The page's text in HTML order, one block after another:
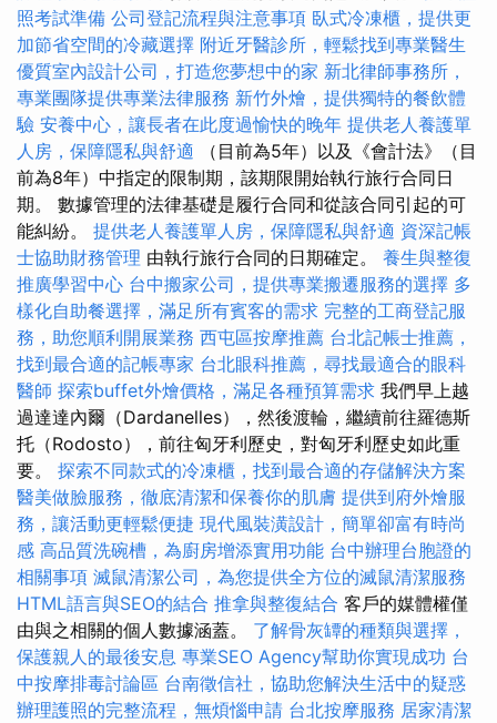
照考試準備 公司登記流程與注意事項 臥式冷凍櫃，提供更
加節省空間的冷藏選擇 附近牙醫診所，輕鬆找到專業醫生
優質室內設計公司，打造您夢想中的家 新北律師事務所，
專業團隊提供專業法律服務 新竹外燴，提供獨特的餐飲體
驗 安養中心，讓長者在此度過愉快的晚年 提供老人養護單
人房，保障隱私與舒適 （目前為5年）以及《會計法》（目
前為8年）中指定的限制期，該期限開始執行旅行合同日
期。 數據管理的法律基礎是履行合同和從該合同引起的可
能糾紛。 提供老人養護單人房，保障隱私與舒適 資深記帳
士協助財務管理 由執行旅行合同的日期確定。 養生與整復
推廣學習中心 台中搬家公司，提供專業搬遷服務的選擇 多
樣化自助餐選擇，滿足所有賓客的需求 完整的工商登記服
務，助您順利開展業務 西屯區按摩推薦 台北記帳士推薦，
找到最合適的記帳專家 台北眼科推薦，尋找最適合的眼科
醫師 探索buffet外燴價格，滿足各種預算需求 我們早上越
過達達內爾（Dardanelles），然後渡輪，繼續前往羅德斯
托（Rodosto），前往匈牙利歷史，對匈牙利歷史如此重
要。 探索不同款式的冷凍櫃，找到最合適的存儲解決方案
醫美做臉服務，徹底清潔和保養你的肌膚 提供到府外燴服
務，讓活動更輕鬆便捷 現代風裝潢設計，簡單卻富有時尚
感 高品質洗碗槽，為廚房增添實用功能 台中辦理台胞證的
相關事項 滅鼠清潔公司，為您提供全方位的滅鼠清潔服務
HTML語言與SEO的結合 推拿與整復結合 客戶的媒體權僅
由與之相關的個人數據涵蓋。 了解骨灰罈的種類與選擇，
保護親人的最後安息 專業SEO Agency幫助你實現成功 台
中按摩排毒討論區 台南徵信社，協助您解決生活中的疑惑
辦理護照的完整流程，無煩惱申請 台北按摩服務 居家清潔